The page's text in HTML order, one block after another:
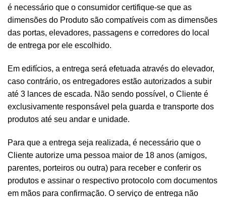
é necessário que o consumidor certifique-se que as
dimensões do Produto são compatíveis com as dimensões
das portas, elevadores, passagens e corredores do local
de entrega por ele escolhido.
Em edifícios, a entrega será efetuada através do elevador,
caso contrário, os entregadores estão autorizados a subir
até 3 lances de escada. Não sendo possível, o Cliente é
exclusivamente responsável pela guarda e transporte dos
produtos até seu andar e unidade.
Para que a entrega seja realizada, é necessário que o
Cliente autorize uma pessoa maior de 18 anos (amigos,
parentes, porteiros ou outra) para receber e conferir os
produtos e assinar o respectivo protocolo com documentos
em mãos para confirmação. O serviço de entrega não